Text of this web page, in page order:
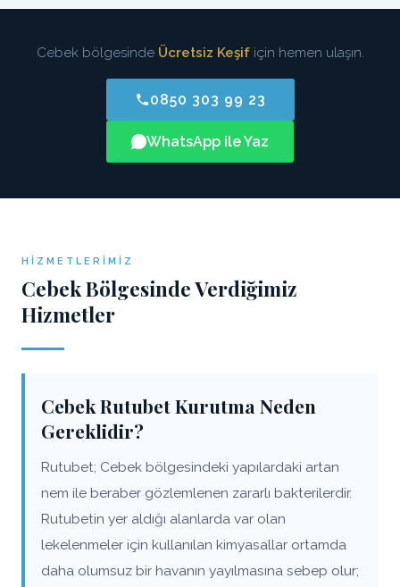
Cebek bölgesinde Ücretsiz Keşifiçin hemen ulaşın.
0850 303 99 23
WhatsApp ile Yaz
HIZMETLERIMIZ
Cebek Bölgesinde Verdiğimiz
Hizmetler
Cebek Rutubet Kurutma Neden
Gereklidir?
Rutubet; Cebek bölgesindeki yapılardaki artan
nem ile beraber gözlemlenen zararlı bakterilerdir.
Rutubetin yer aldığı alanlarda var olan
lekelenmeler için kullanılan kimyasallar ortamda
daha olumsuz bir havanın yayılmasına sebep olur;